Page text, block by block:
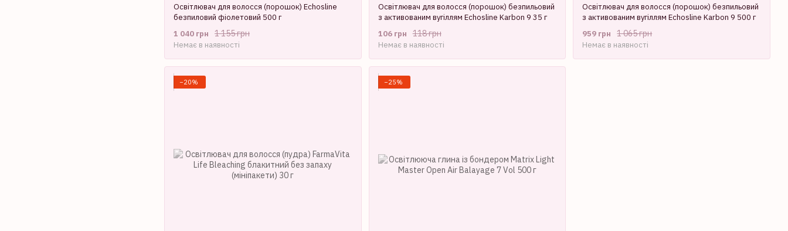
Освітлювач для волосся (порошок) Echosline
безпиловий фіолетовий 500 г
1 155 грн
1 040 грн
Немає в наявності
Освітлювач для волосся (порошок) безпильовий
з активованим вугіллям Echosline Karbon 9 35 г
118 грн
106 грн
Немає в наявності
Освітлювач для волосся (порошок) безпильовий
з активованим вугіллям Echosline Karbon 9 500 г
1 065 грн
959 грн
Немає в наявності
−20% −25%